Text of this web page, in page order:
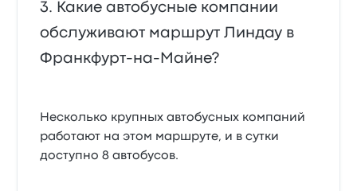
Какие автобусные компании
обслуживают маршрут Линдау в
Франкфурт-на-Майне?
Несколько крупных автобусных компаний
работают на этом маршруте, и в сутки
доступно 8 автобусов.